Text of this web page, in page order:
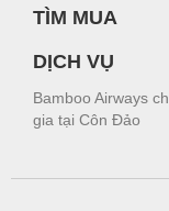
TÌM MUA
DỊCH VỤ
Bamboo Airways
gia tại Côn Đảo